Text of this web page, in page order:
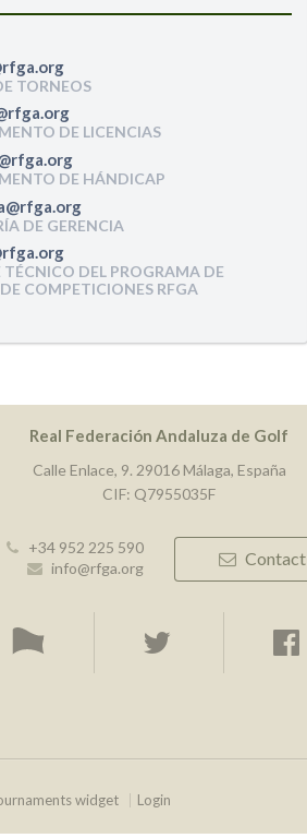
TORNEOS
DE LICENCIAS
DE HÁNDICAP
DE GERENCIA
TÉCNICO DEL PROGRAMA DE
COMPETICIONES RFGA
Real Federación Andaluza de Golf
Calle Enlace, 9. 29016 Málaga, España
CIF: Q7955035F
+34 952 225 590
info@rfga.org
Contact
widget Login